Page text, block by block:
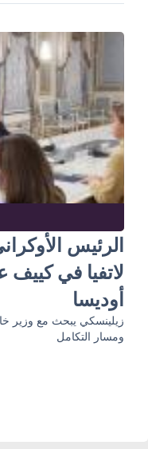
الرئيس
لاتفيا في كييف
أوديسا
زيلينسكي يبحث مع وزير
ومسار التكامل